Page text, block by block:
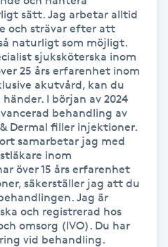
sätt. Jag arbetar alltid
och strävar efter att
naturligt som möjligt.
sjuksköterska inom
25 års erfarenhet inom
akutvård, kan du
I början av 2024
behandling av
Dermal filler injektioner.
samarbetar jag med
inom
över 15 års erfarenhet
säkerställer jag att du
Jag är
och registrerad hos
omsorg (IVO). Du har
vid behandling.